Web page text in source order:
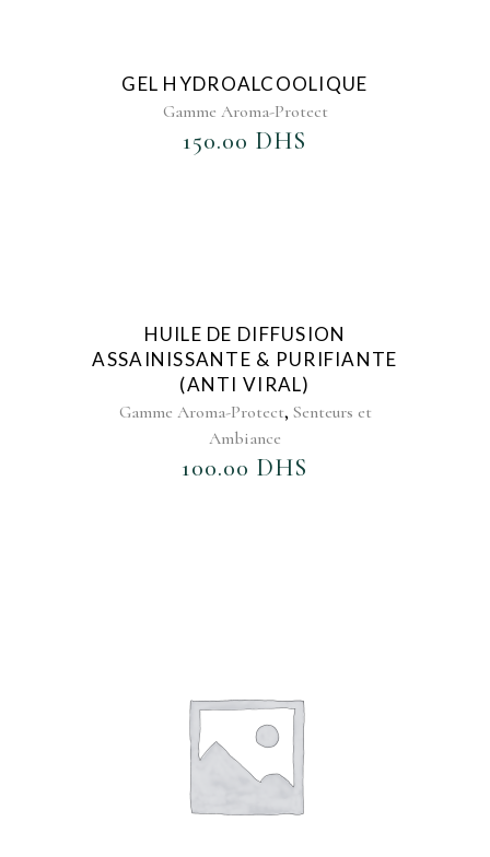
GEL HYDROALCOOLIQUE
Gamme Aroma-Protect
150.00 DHS
HUILE DE DIFFUSION
ASSAINISSANTE & PURIFIANTE
(ANTI VIRAL)
Gamme Aroma-Protect, Senteurs et
Ambiance
100.00 DHS